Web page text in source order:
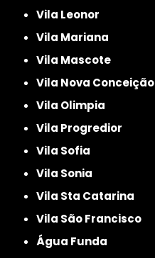
Vila Leonor
Vila Mariana
Vila Mascote
Vila Nova Conceição
Vila Olimpia
Vila Progredior
Vila Sofia
Vila Sonia
Vila Sta Catarina
Vila São Francisco
Água Funda